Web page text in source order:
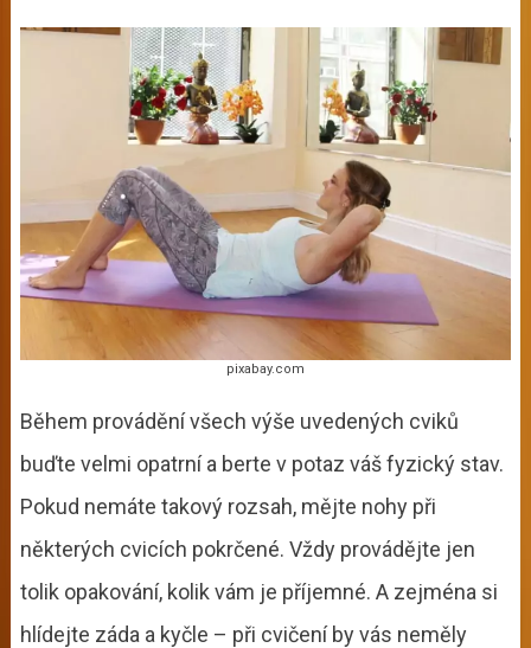
pixabay.com
Během provádění všech výše uvedených cviků
buďte velmi opatrní a berte v potaz váš fyzický stav.
Pokud nemáte takový rozsah, mějte nohy při
některých cvicích pokrčené. Vždy provádějte jen
tolik opakování, kolik vám je příjemné. A zejména si
hlídejte záda a kyčle – při cvičení by vás neměly